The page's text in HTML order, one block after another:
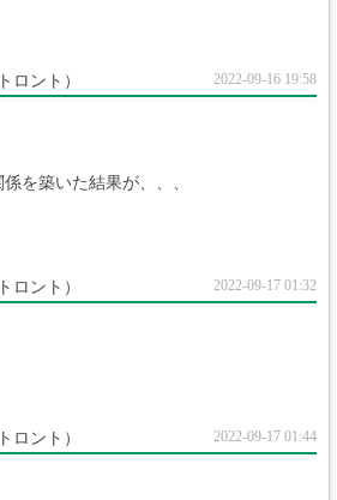
ロント） 2022-09-16 19:58
を築いた結果が、、、
ロント） 2022-09-17 01:32
ロント） 2022-09-17 01:44